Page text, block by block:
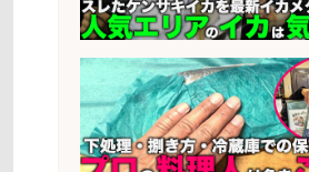
さらに求人情報